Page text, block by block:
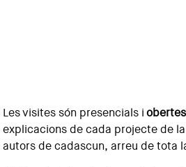
Lesvisites són presencials i
explicacions de cada projecte de
autors de cadascun, arreu de tota